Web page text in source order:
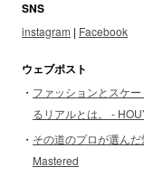
SNS
instagram | Facebook
ウェブポスト
ファッションとスケ
るリアルとは。 -
その道のプロが選ん
Mastered